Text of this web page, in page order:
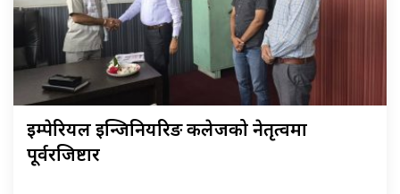
इम्पेरियल इन्जिनियरिङ कलेजको नेतृत्वमा
पूर्वरजिष्टार